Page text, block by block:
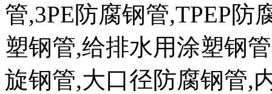
管,3PE防腐钢管,TPEP
塑钢管,给排水用涂塑钢
旋钢管,大口径防腐钢管,